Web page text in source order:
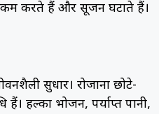
करते हैं और सूजन घटाते हैं।
सुधारें। रोजाना छोटे-
हल्का भोजन, पर्याप्त पानी,